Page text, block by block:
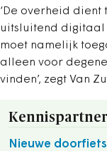
‘De overheid
uitsluitend digitaal
moet namelijk
alleen voor
vinden’, zegt Van
Nieuwe